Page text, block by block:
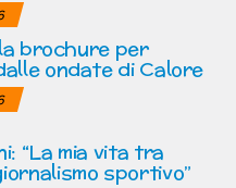
brochure per
ondate di Calore
“La mia vita tra
sportivo”